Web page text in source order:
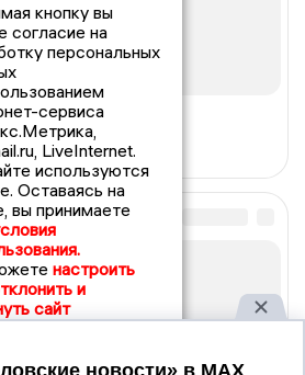
кнопку вы
согласие на
персональных
сервиса
LiveInternet.
используются
Оставаясь на
вы принимаете
настроить
и
сайт
Принять